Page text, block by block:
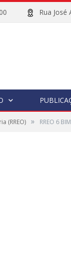
Rua
(RREO) » RREO 6